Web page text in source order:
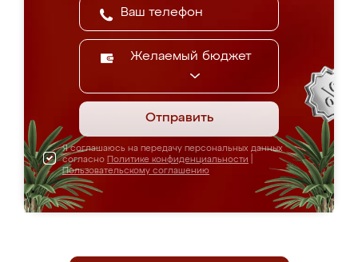
Желаемый бюджет
Отправить
Я соглашаюсь на передачу персональных данных
согласно Политике конфиденциальности
Пользовательскому соглашению